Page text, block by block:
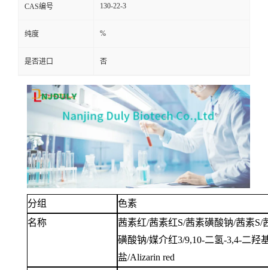
CAS编号 130-22-3
纯度 %
是否进口 否
分组
色素
名称
茜素红/茜素红S/茜素磺酸钠/茜素S/
磺酸钠/媒介红3/9,10-二氢-3,4-二羟
盐/Alizarin red